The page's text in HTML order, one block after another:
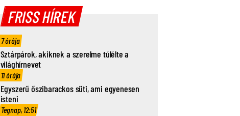
FRISS HÍREK
7 órája
Sztárpárok, akiknek a szerelme túlélte a
világhírnevet
11 órája
Egyszerű őszibarackos süti, ami egyenesen
isteni
Tegnap, 12:51